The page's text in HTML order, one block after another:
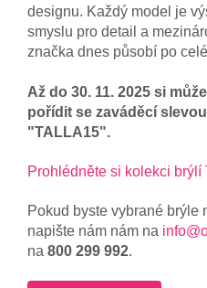
designu. Každý model je
smyslu pro detail a
značka dnes působí po
Až do 30. 11. 2025 si
pořídit se zaváděcí
"TALLA15".
Prohlédněte si kolekci brýlí
Pokud byste vybrané brýle
napište nám nám na
na 800 299 992.